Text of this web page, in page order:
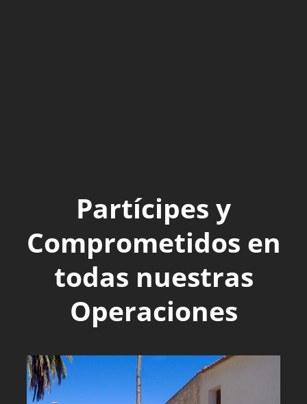
Partícipes y
Comprometidos en
todas nuestras
Operaciones